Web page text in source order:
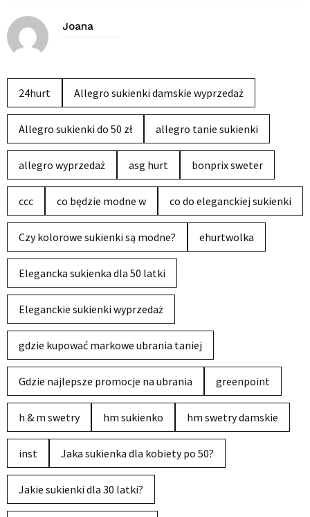
Joana
24hurt Allegro sukienki damskie wyprzedaż
Allegro sukienki do 50 zł allegro tanie sukienki
allegro wyprzedaż asg hurt bonprix sweter
ccc co będzie modne w co do eleganckiej sukienki
Czy kolorowe sukienki są modne? ehurtwolka
Elegancka sukienka dla 50 latki
Eleganckie sukienki wyprzedaż
gdzie kupować markowe ubrania taniej
Gdzie najlepsze promocje na ubrania greenpoint
h & m swetry hm sukienko hm swetry damskie
inst Jaka sukienka dla kobiety po 50?
Jakie sukienki dla 30 latki?